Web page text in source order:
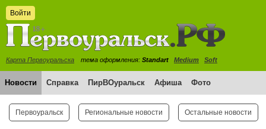
Войти
Карта Первоуральска тема оформления: Standart Medium Soft
Новости Справка ПирВОуральск Афиша Фото
Первоуральск Региональные новости Остальные новости